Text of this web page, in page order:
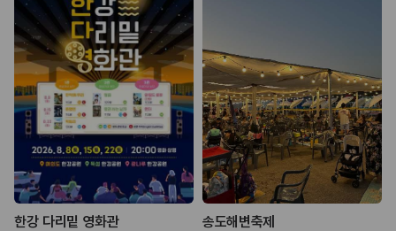
한강 다리밑 영화관 송도해변축제